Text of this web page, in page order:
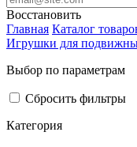
Восстановить
Главная Каталог
Игрушки для
Выбор по параметрам
Сбросить фильтры
Категория